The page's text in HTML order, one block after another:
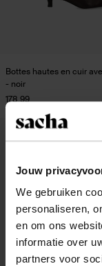
Jouw
We gebruiken
personaliseren,
en om ons
informatie over
partners voor
Bottes hautes en cuir
- noir
178.99
- 50%